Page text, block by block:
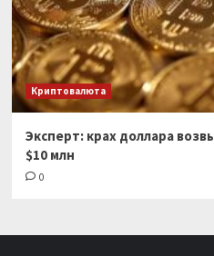
Криптовалюта
Эксперт: крах доллара
$10 млн
0